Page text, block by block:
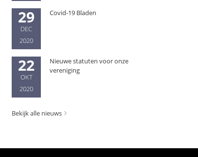
29
DEC
2020
Covid-19 Bladen
22
OKT
2020
Nieuwe statuten voor onze
vereniging
Bekijk alle nieuws